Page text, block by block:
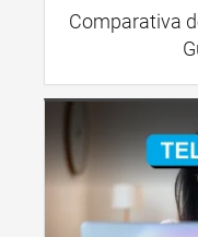
Comparativa